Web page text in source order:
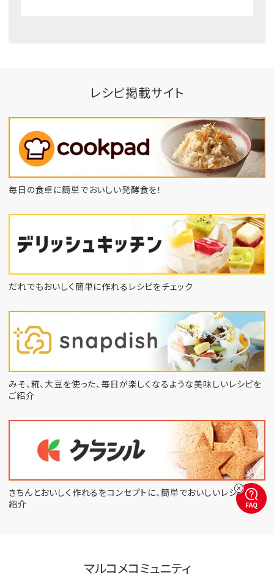
レシピ掲載サイト
毎日の食卓に簡単でおいしい発酵食を！
だれでもおいしく簡単に作れるレシピをチェック
みそ、糀、大豆を使った、毎日が楽しくなるような美味しいレシピを
ご紹介
きちんとおいしく作れるをコンセプトに、簡単でおいしいレシピをご
紹介
マルコメコミュニティ
FAQ